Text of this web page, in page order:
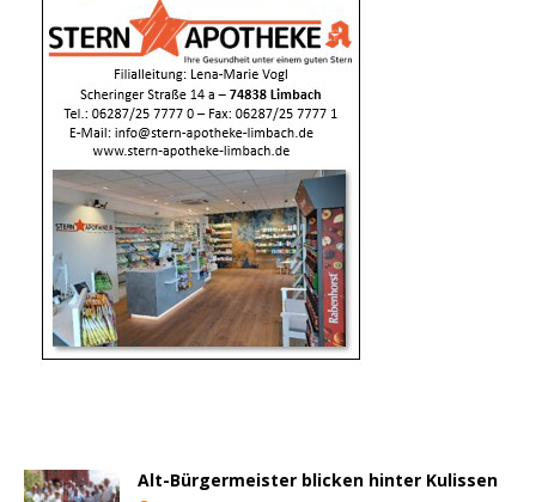
Alt-Bürgermeister blicken hinter Kulissen